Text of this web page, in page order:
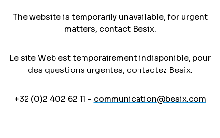
The website is temporarily unavailable, for urgent
matters, contact Besix.
Le site Web est temporairement indisponible, pour
des questions urgentes, contactez Besix.
+32 (0)2 402 62 11 - communication@besix.com